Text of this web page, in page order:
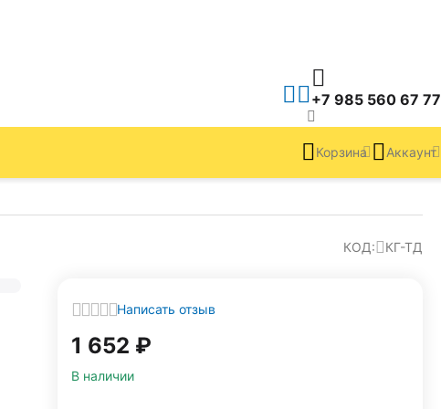
+7 985 560 67 77
Корзина Аккаунт
КОД: КГ-ТД
Написать отзыв
1 652 ₽
В наличии